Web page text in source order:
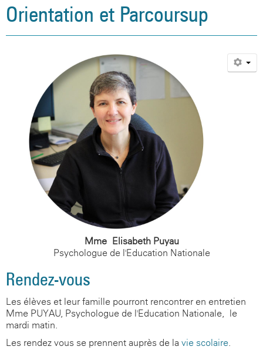
Orientation et Parcoursup
Mme Elisabeth Puyau
Psychologue de l'Education Nationale
Rendez-vous
Les élèves et leur famille pourront rencontrer en entretien
Mme PUYAU, Psychologue de l'Education Nationale, le
mardi matin.
Les rendez-vous se prennent auprès de la vie scolaire.